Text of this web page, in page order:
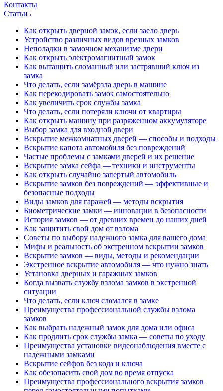
Контакты
Статьи
Как открыть дверной замок, если заело дверь
Устройство различных видов врезных замков
Неполадки в замочном механизме двери
Как открыть электромагнитный замок
Как вытащить сломанный или застрявший ключ из
замка
Что делать, если замёрзла дверь в машине
Как перекодировать замок самостоятельно
Как увеличить срок службы замка
Что делать, если потеряли ключи от квартиры
Как открыть машину при разряженном аккумуляторе
Выбор замка для входной двери
Вскрытие межкомнатных дверей — способы и подходы
Вскрытие капота автомобиля без повреждений
Частые проблемы с замками дверей и их решение
Вскрытие замка сейфа — техники и инструменты
Как открыть случайно запертый автомобиль
Вскрытие замков без повреждений — эффективные и
безопасные подходы
Виды замков для гаражей — методы вскрытия
Биометрические замки — инновации в безопасности
История замков — от древних времен до наших дней
Как защитить свой дом от взлома
Советы по выбору надежного замка для вашего дома
Мифы и реальность об экстренном вскрытии замков
Вскрытие замков — виды, методы и рекомендации
Экстренное вскрытие автомобиля — что нужно знать
Установка дверных и гаражных замков
Когда вызвать службу взлома замков в экстренной
ситуации
Что делать, если ключ сломался в замке
Преимущества профессиональной службы взлома
замков
Как выбрать надежный замок для дома или офиса
Как продлить срок службы замка — советы по уходу
Преимущества установки видеонаблюдения вместе с
надежными замками
Вскрытие сейфов без кода и ключа
Как обезопасить свой дом во время отпуска
Преимущества профессионального вскрытия замков